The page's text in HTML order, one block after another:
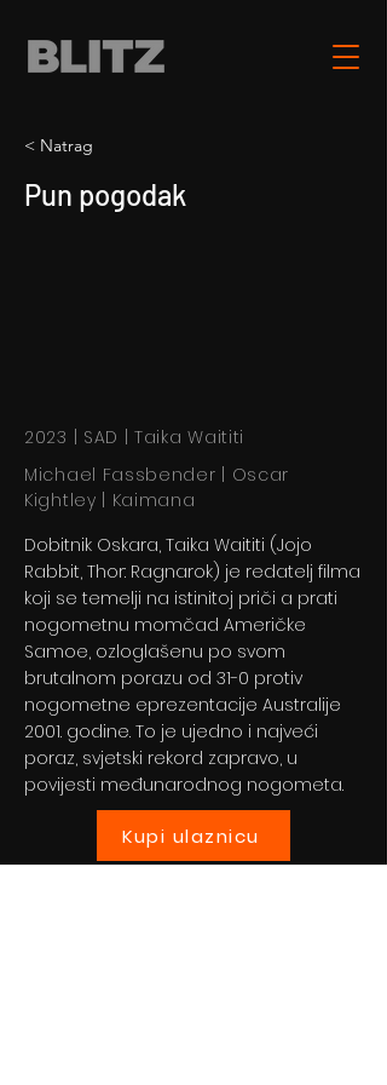
< Natrag
Pun pogodak
2023 | SAD | Taika Waititi
Michael Fassbender | Oscar
Kightley | Kaimana
Dobitnik Oskara, Taika Waititi (Jojo
Rabbit, Thor: Ragnarok) je redatelj filma
koji se temelji na istinitoj priči a prati
nogometnu momčad Američke
Samoe, ozloglašenu po svom
brutalnom porazu od 31-0 protiv
nogometne eprezentacije Australije
2001. godine. To je ujedno i najveći
poraz, svjetski rekord zapravo, u
povijesti međunarodnog nogometa.
Kupi ulaznicu